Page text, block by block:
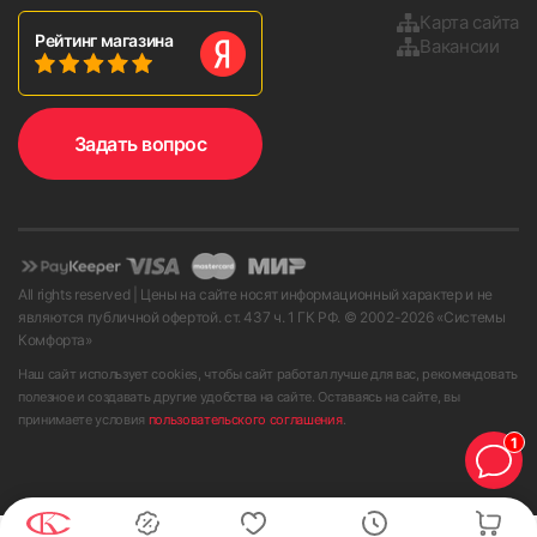
3. Устанавливаем карниз на кронштейны и фиксируем до
щелчка.
Рейтинг магазина
Карта сайта
Вакансии
Задать вопрос
All rights reserved | Цены на сайте носят информационный характер и не
являются публичной офертой. ст. 437 ч. 1 ГК РФ. © 2002-2026 «Системы
Комфорта»
Наш сайт использует cookies, чтобы сайт работал лучше для вас, рекомендовать
полезное и создавать другие удобства на сайте. Оставаясь на сайте, вы
принимаете условия пользовательского соглашения.
1